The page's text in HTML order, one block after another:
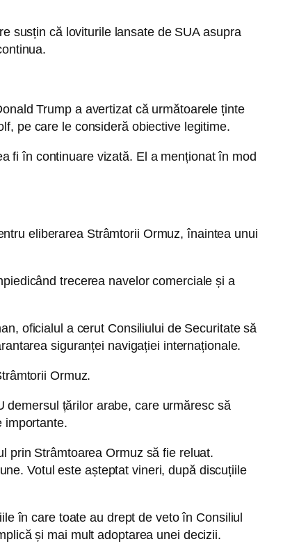
susțin că loviturile lansate de SUA asupra
Trump a avertizat că următoarele ținte
pe care le consideră obiective legitime.
fi în continuare vizată. El a menționat în mod
eliberarea Strâmtorii Ormuz, înaintea unui
trecerea navelor comerciale și a
oficialul a cerut Consiliului de Securitate să
siguranței navigației internaționale.
Ormuz.
demersul țărilor arabe, care urmăresc să
importante.
prin Strâmtoarea Ormuz să fie reluat.
Votul este așteptat vineri, după discuțiile
în care toate au drept de veto în Consiliul
și mai mult adoptarea unei decizii.